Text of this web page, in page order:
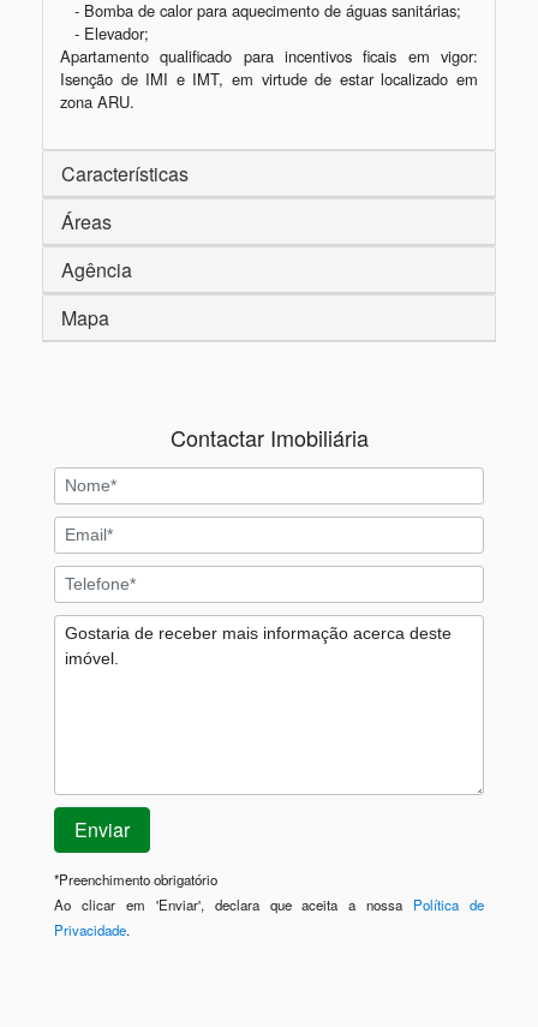
Apartamento qualificado para incentivos ficais em vigor:
Isenção de IMI e IMT, em virtude de estar localizado em
zona ARU.
Características
Áreas
Agência
Mapa
Contactar Imobiliária
*Preenchimento obrigatório
Ao clicar em 'Enviar', declara que aceita a nossa Política de
Privacidade.